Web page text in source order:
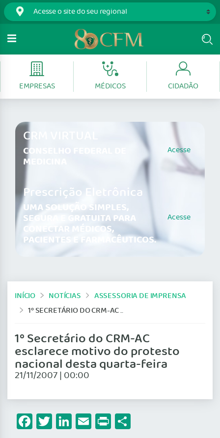
EMPRESAS MÉDICOS CIDADÃO
CRM VIRTUAL
CONSELHO FEDERAL DE
MEDICINA
Acesse
Prescrição Eletrônica
UMA SOLUÇÃO SIMPLES,
SEGURA E GRATUITA PARA
CONECTAR MÉDICOS,
PACIENTES E FARMACÊUTICOS.
Acesse
INÍCIO NOTÍCIAS
ASSESSORIA DE IMPRENSA
1º SECRETÁRIO DO CRM-AC ESCLARECE MOTIVO DO PROTESTO NACIONAL DESTA QUARTA-FEIRA
1º Secretário do CRM-AC
esclarece motivo do protesto
nacional desta quarta-feira
21/11/2007 | 00:00
Facebook
Twitter
LinkedIn
Email
Print